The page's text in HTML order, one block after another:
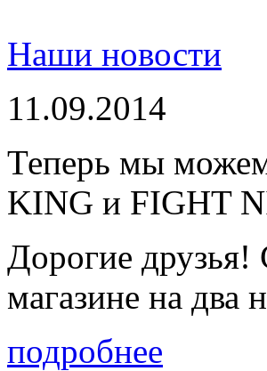
Наши новости
11.09.2014
Теперь мы
KING и FIGHT
Дорогие
магазине на два
подробнее